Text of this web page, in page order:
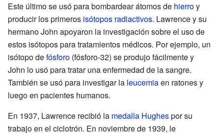
Este último se usó para bombardear átomos de hierroy
producir los primeros isótopos radiactivos. Lawrence y su
hermano John apoyaron la investigación sobre el uso de
estos isótopos para tratamientos médicos. Por ejemplo, un
isótopo defósforo (fósforo-32) se produjo fácilmente y
John lo usó para tratar una enfermedad de la sangre.
También se usó para investigar la leucemiaen ratones y
luego en pacientes humanos.
En 1937, Lawrence recibió la medalla Hughespor su
trabajo en el ciclotrón. En noviembre de 1939, le